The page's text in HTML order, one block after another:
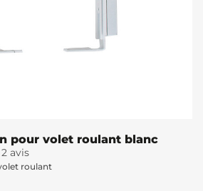
pour volet roulant blanc
2 avis
roulant